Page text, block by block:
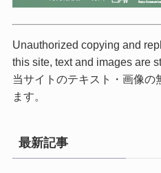
Unauthorized copying and
this site, text and images are
当サイトのテキスト・画像の
ます。
最新記事